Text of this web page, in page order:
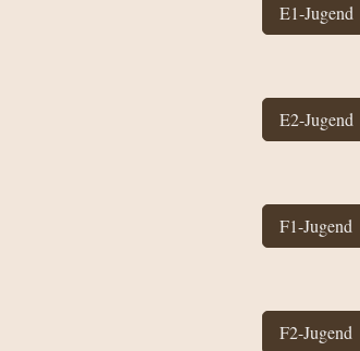
E1-Jugend
E2-Jugend
F1-Jugend
F2-Jugend